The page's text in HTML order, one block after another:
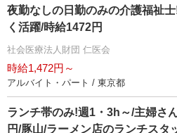
夜勤なしの日勤のみの介護福祉
く活躍/時給1472円
社会医療法人財団 仁医会
時給1,472円～
アルバイト・パート / 東京都
ランチ帯のみ!週1・3h～/主婦さ
円/豚山/ラーメン店のランチスタ